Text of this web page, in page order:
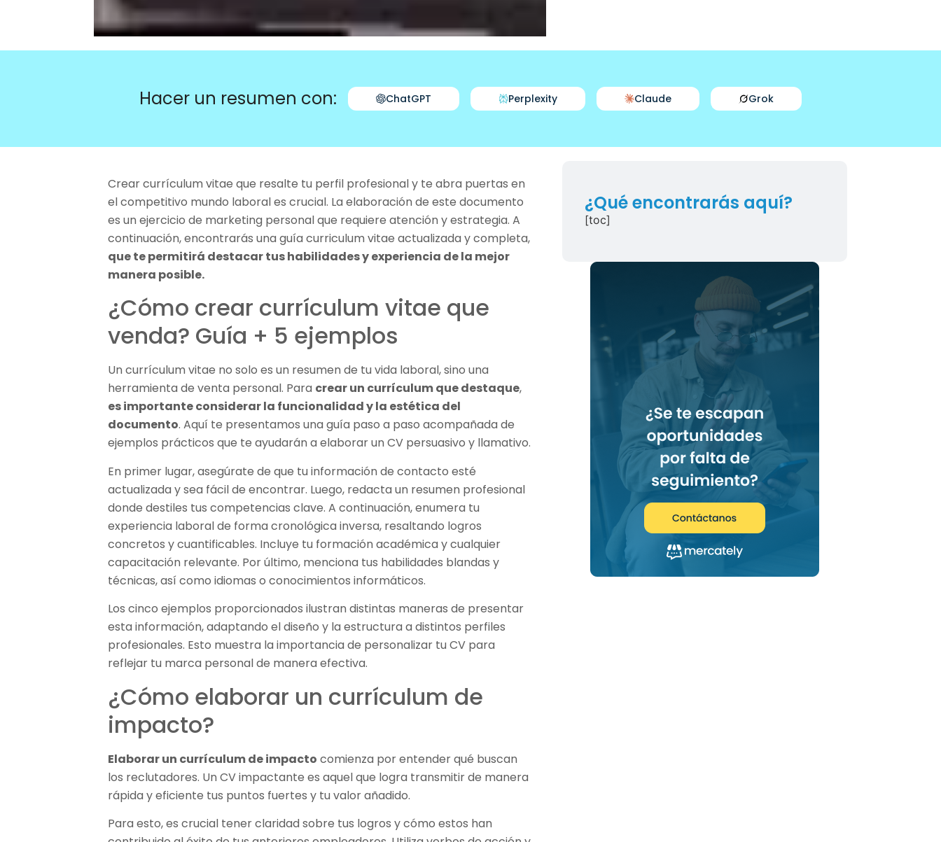
Hacer un resumen con: ChatGPT Perplexity Claude Grok
Crear currículum vitae que resalte tu perfil profesional y te abra puertas en
el competitivo mundo laboral es crucial. La elaboración de este documento
es un ejercicio de marketing personal que requiere atención y estrategia. A
continuación, encontrarás una guía curriculum vitae actualizada y completa,
que te permitirá destacar tus habilidades y experiencia de la mejor
manera posible.
¿Cómo crear currículum vitae que
venda? Guía + 5 ejemplos
Un currículum vitae no solo es un resumen de tu vida laboral, sino una
herramienta de venta personal. Para crear un currículum que destaque,
es importante considerar la funcionalidad y la estética del
documento. Aquí te presentamos una guía paso a paso acompañada de
ejemplos prácticos que te ayudarán a elaborar un CV persuasivo y llamativo.
En primer lugar, asegúrate de que tu información de contacto esté
actualizada y sea fácil de encontrar. Luego, redacta un resumen profesional
donde destiles tus competencias clave. A continuación, enumera tu
experiencia laboral de forma cronológica inversa, resaltando logros
concretos y cuantificables. Incluye tu formación académica y cualquier
capacitación relevante. Por último, menciona tus habilidades blandas y
técnicas, así como idiomas o conocimientos informáticos.
Los cinco ejemplos proporcionados ilustran distintas maneras de presentar
esta información, adaptando el diseño y la estructura a distintos perfiles
profesionales. Esto muestra la importancia de personalizar tu CV para
reflejar tu marca personal de manera efectiva.
¿Cómo elaborar un currículum de
impacto?
Elaborar un currículum de impacto comienza por entender qué buscan
los reclutadores. Un CV impactante es aquel que logra transmitir de manera
rápida y eficiente tus puntos fuertes y tu valor añadido.
Para esto, es crucial tener claridad sobre tus logros y cómo estos han
¿Qué encontrarás aquí?
[toc]